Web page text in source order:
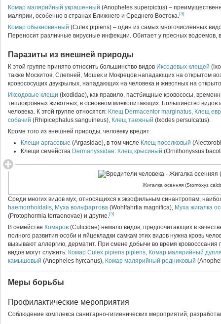
Комар малярийный украшенный (Anopheles superpictus) –
малярии, особенно в странах Ближнего и Среднего Востока.[3]
Комар обыкновенный (Culex pipiens) – один из самых многочисленных
Переносит различные вирусные инфекции. Обитает у пресных
Паразиты из внешней природы
К этой группе принято относить большинство видов Иксодовых клещей
также Москитов, Слепней, Мошек и Мокрецов нападающих на открытом
кровососущих двукрылых, нападающих на человека и животных на
Иксодовые клещи (Ixodidae), как правило, пастбищные кровососы,
теплокровных животных, в основном млекопитающих. Большинство видов
человека. К этой группе относятся: Клещ Dermacentor marginatus, Клещ
собачий (Rhipicephalus sanguineus), Клещ таежный (Ixodes persulcatus).
Кроме того из внешней природы, человеку вредят:
Клещи аргасовые (Argasidae), в том числе Клещ поселковый
Клещи семейства Dermanyssidae: Клещ крысиный (Оrnithonyssus
Жигалка осенняя (Stomoxys
Среди многих видов мух, относящихся к экзофильным синантропам,
haemorrhoidalis, Муха вольфартова (Wohlfahrtia magnifica), Муха жигалка
(Protophormia terraenovae) и другие.[5]
В семействе Комаров (Culicidae) немало видов, предпочитающих в
полного развития особи и яйцекладки самкам этих видов нужна кровь
вызывают аллергию, дерматит. При смене добычи во время
видов могут служить: Комар Culex pipiens pipiens, Комар малярийный
камышовый (Anopheles hyrcanus), Комар малярийный родниковый
Меры борьбы
Профилактические мероприятия
Соблюдение комплекса санитарно-гигиенических мероприятий,